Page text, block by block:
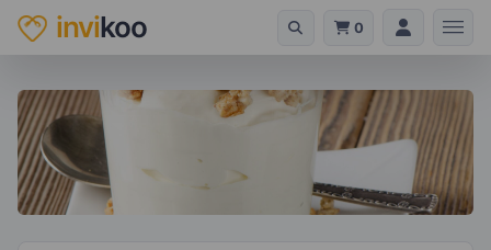
invikoo 0